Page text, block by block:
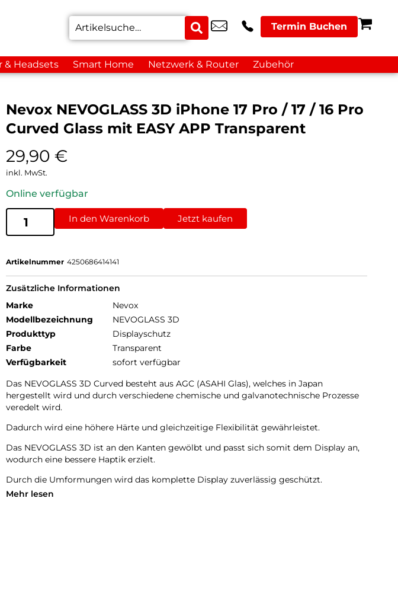
Termin Buchen
& Headsets Smart Home Netzwerk & Router Zubehör
Nevox NEVOGLASS 3D iPhone 17 Pro / 17 / 16 Pro
Curved Glass mit EASY APP Transparent
29,90 €
inkl. MwSt.
Online verfügbar
In den Warenkorb Jetzt kaufen
Artikelnummer 4250686414141
Zusätzliche Informationen
Marke
Nevox
Modellbezeichnung
NEVOGLASS 3D
Produkttyp
Displayschutz
Farbe
Transparent
Verfügbarkeit
sofort verfügbar
Das NEVOGLASS 3D Curved besteht aus AGC (ASAHI Glas), welches in Japan
hergestellt wird und durch verschiedene chemische und galvanotechnische Prozesse
veredelt wird.
Dadurch wird eine höhere Härte und gleichzeitige Flexibilität gewährleistet.
Das NEVOGLASS 3D ist an den Kanten gewölbt und passt sich somit dem Display an,
wodurch eine bessere Haptik erzielt.
Durch die Umformungen wird das komplette Display zuverlässig geschützt.
Mehr lesen